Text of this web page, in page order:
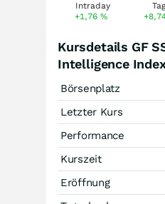
+1,76%
Kursdetails GF
Intelligence
Börsenplatz
Letzter Kurs
Performance
Kurszeit
Eröffnung